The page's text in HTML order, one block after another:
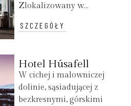
Zlokalizowany w...
SZCZEGÓŁY
Hotel Húsafell
W cichej i malowniczej
dolinie, sąsiadującej z
bezkresnymi, górskimi